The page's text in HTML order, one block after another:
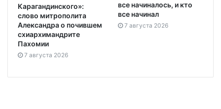
Карагандинского»:
слово митрополита
Александра о почившем
схиархимандрите
Пахомии
7 августа 2026
все начиналось, и кто
все начинал
7 августа 2026